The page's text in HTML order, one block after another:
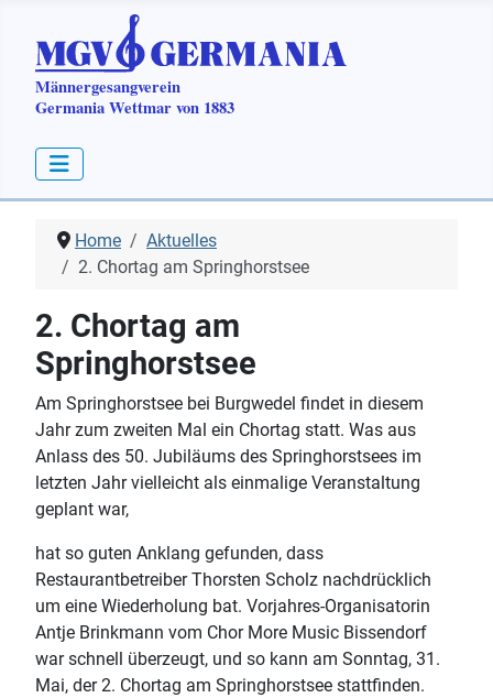
Home
Aktuelles
2. Chortag am Springhorstsee
2. Chortag am
Springhorstsee
Am Springhorstsee bei Burgwedel findet in diesem
Jahr zum zweiten Mal ein Chortag statt. Was aus
Anlass des 50. Jubiläums des Springhorstsees im
letzten Jahr vielleicht als einmalige Veranstaltung
geplant war,
hat so guten Anklang gefunden, dass
Restaurantbetreiber Thorsten Scholz nachdrücklich
um eine Wiederholung bat. Vorjahres-Organisatorin
Antje Brinkmann vom Chor More Music Bissendorf
war schnell überzeugt, und so kann am Sonntag, 31.
Mai, der 2. Chortag am Springhorstsee stattfinden.